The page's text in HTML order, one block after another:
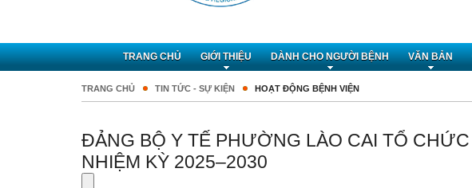
TRANG CHỦ GIỚI THIỆU DÀNH CHO NGƯỜI BỆNH VĂN BẢN
TRANG CHỦ TIN TỨC - SỰ KIỆN HOẠT ĐỘNG BỆNH VIỆN
ĐẢNG BỘ Y TẾ PHƯỜNG LÀO CAI TỔ
NHIỆM KỲ 2025–2030